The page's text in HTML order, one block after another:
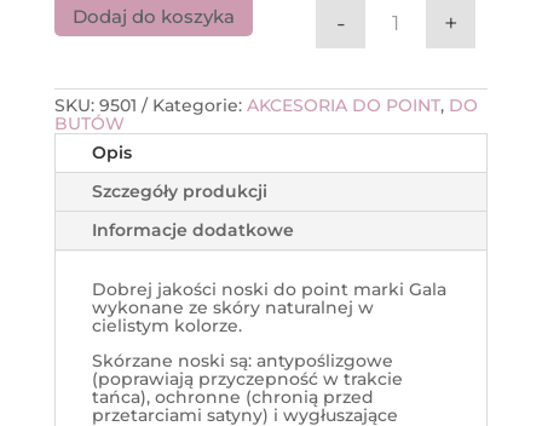
ilość Noski do
- +
Dodaj do koszyka
SKU: 9501 Kategorie: AKCESORIA DO POINT, DO
BUTÓW
Opis
Szczegóły produkcji
Informacje dodatkowe
Dobrej jakości noski do point marki Gala
wykonane ze skóry naturalnej w
cielistym kolorze.
Skórzane noski są: antypoślizgowe
(poprawiają przyczepność w trakcie
tańca), ochronne (chronią przed
przetarciami satyny) i wygłuszające